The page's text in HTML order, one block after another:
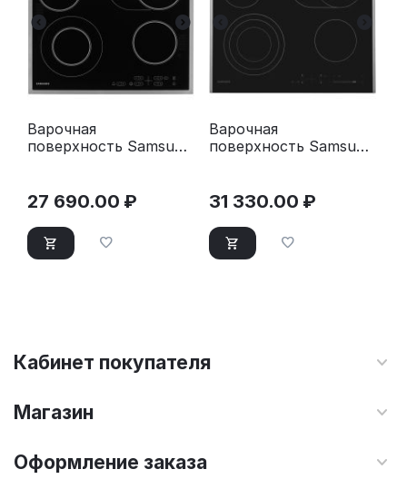
Варочная
поверхность Samsung
27 690.00 ₽
Варочная
поверхность Samsung
31 330.00 ₽
Кабинет покупателя
Магазин
Оформление заказа